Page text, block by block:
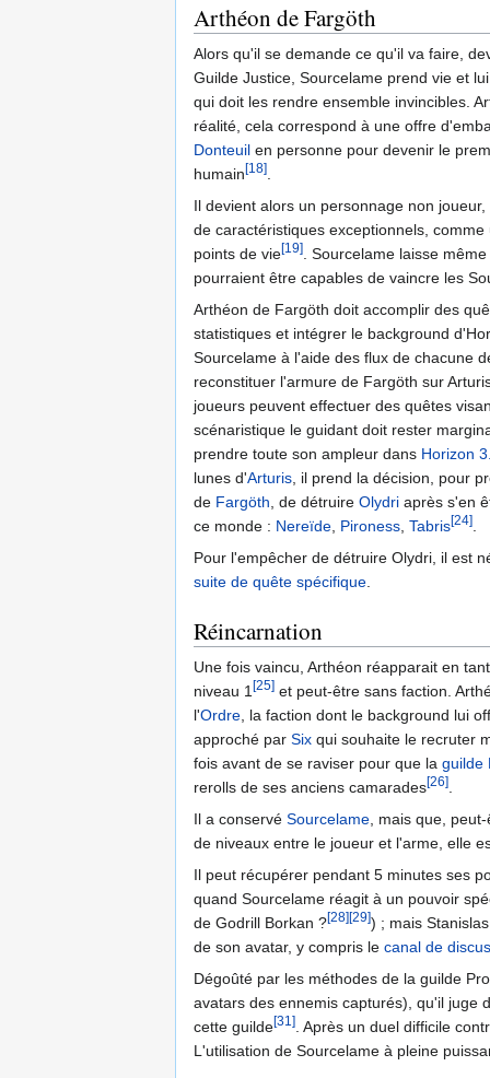
Arthéon de Fargöth
Alors qu'il se demande ce qu'il va faire,
Guilde Justice, Sourcelame prend vie et
qui doit les rendre ensemble invincibles.
réalité, cela correspond à une offre
Donteuil en personne pour devenir le
humain[18]
Il devient alors un personnage non
de caractéristiques exceptionnels,
points de vie[19]
. Sourcelame laisse
pourraient être capables de vaincre les
Arthéon de Fargöth doit accomplir des
statistiques et intégrer le background
Sourcelame à l'aide des flux de chacune
reconstituer l'armure de Fargöth sur
joueurs peuvent effectuer des quêtes
scénaristique le guidant doit rester
prendre toute son ampleur dans Horizon
lunes d'Arturis , il prend la décision, pour
de Fargöth , de détruire Olydri après s'en
ce monde : Nereïde Pironess Tabris[24]
Pour l'empêcher de détruire Olydri, il est
suite de quête spécifique
Réincarnation
Une fois vaincu, Arthéon réapparait en
niveau 1 [25] et peut-être sans faction.
l'Ordre , la faction dont le background lui
approché par Six qui souhaite le recruter
fois avant de se raviser pour que la guilde
rerolls de ses anciens camarades[26]
Il a conservé Sourcelame , mais que,
de niveaux entre le joueur et l'arme, elle
Il peut récupérer pendant 5 minutes ses
quand Sourcelame réagit à un pouvoir
de Godrill Borkan ?[28][29]) ; mais
de son avatar, y compris le canal de
Dégoûté par les méthodes de la guilde
avatars des ennemis capturés), qu'il juge
cette guilde[31]
. Après un duel difficile
L'utilisation de Sourcelame à pleine